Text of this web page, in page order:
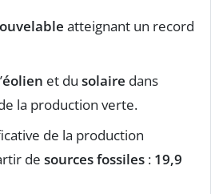
atteignant un record
éolien et du solaire dans
la production verte.
de la production
de sources fossiles : 19,9